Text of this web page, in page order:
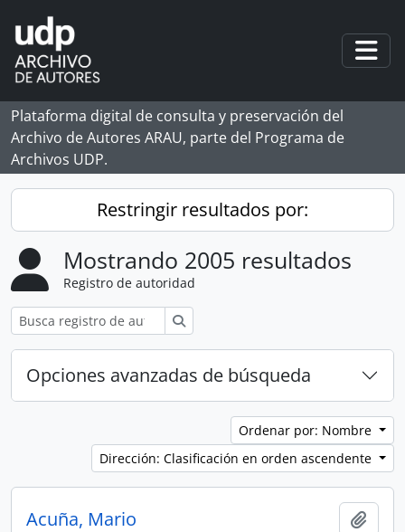
Skip to main content
Plataforma digital de consulta y preservación del
Archivo de Autores ARAU, parte del Programa de
Archivos UDP.
Restringir resultados por:
Mostrando 2005 resultados
Registro de autoridad
Opciones avanzadas de búsqueda
Ordenar por: Nombre
Dirección: Clasificación en orden ascendente
Acuña, Mario